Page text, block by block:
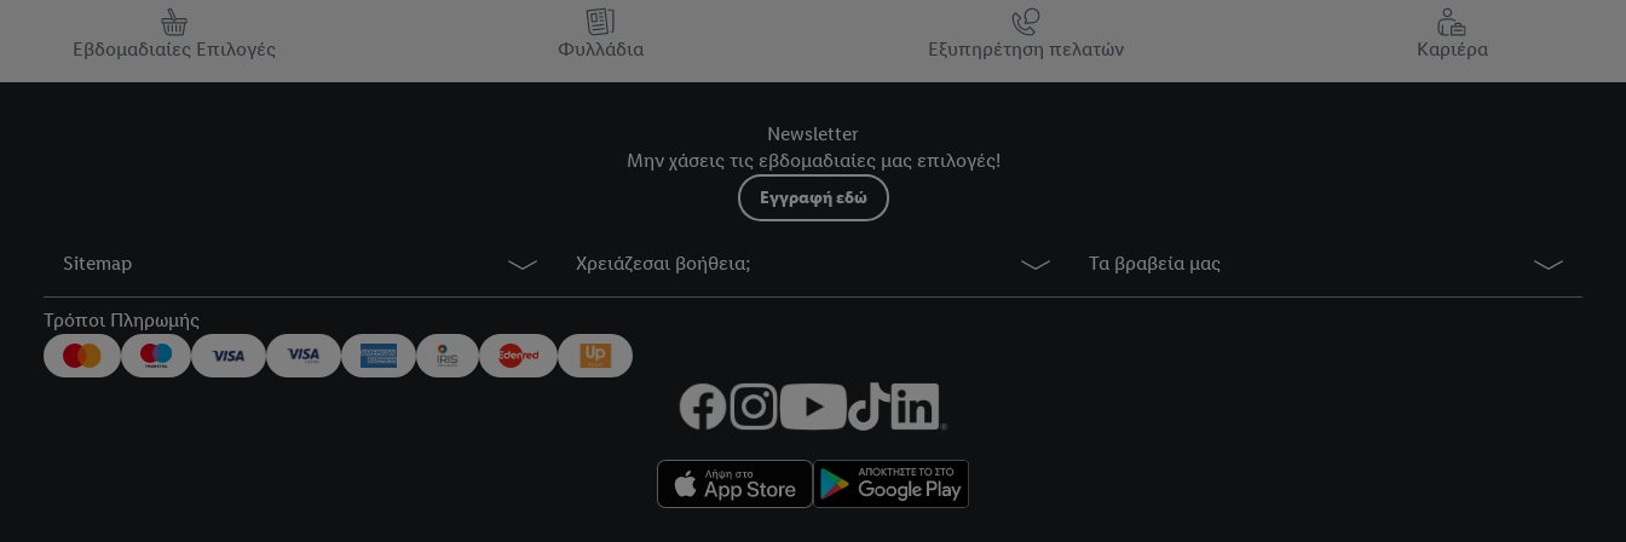
Εβδομαδιαίες Επιλογές Φυλλάδια Εξυπηρέτηση πελατών Καριέρα
Newsletter
Μην χάσεις τις εβδομαδιαίες μας επιλογές!
Εγγραφή εδώ
Sitemap Χρειάζεσαι βοήθεια; Τα βραβεία μας
Τρόποι Πληρωμής